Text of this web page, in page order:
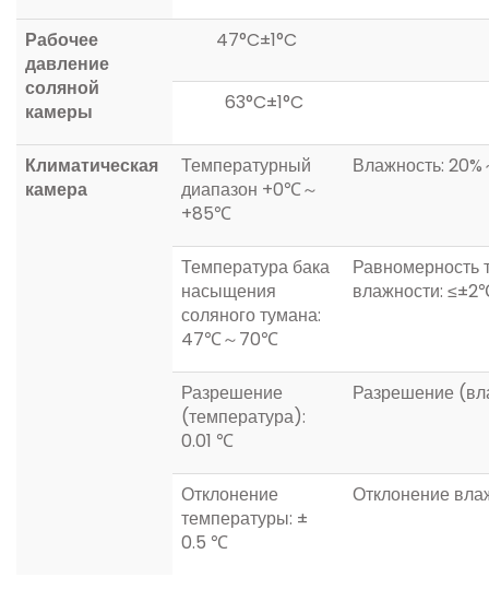
Рабочее
давление
соляной
камеры
47°C±1°C
63°C±1°C
Климатическая
камера
Температурный
диапазон +0℃～
+85℃
Влажность:
Температура бака
насыщения
соляного тумана:
47℃～70℃
Равномерность
влажности:
Разрешение
(температура):
0.01 ℃
Разрешение
Отклонение
температуры: ±
0.5 ℃
Отклонение